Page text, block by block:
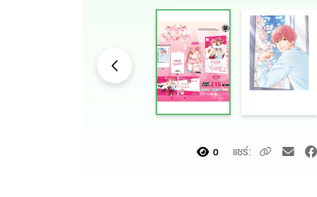
0 แชร์: